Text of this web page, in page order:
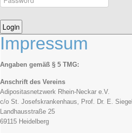
Impressum
Angaben gemäß § 5 TMG:
Anschrift des Vereins
Adipositasnetzwerk Rhein-Neckar e.V.
c/o St. Josefskrankenhaus, Prof. Dr. E. Siegel
Landhausstraße 25
69115 Heidelberg